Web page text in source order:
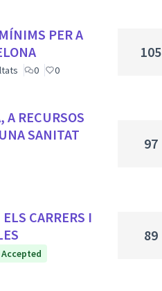
PER A
0 0
105
A RECURSOS
SANITAT
97
CARRERS I
Accepted
89